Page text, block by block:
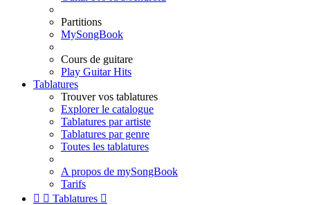
Partitions
MySongBook
Cours de guitare
Play Guitar Hits
Tablatures
Trouver vos tablatures
Explorer le catalogue
Tablatures par artiste
Tablatures par genre
Toutes les tablatures
A propos de mySongBook
Tarifs
  Tablatures 